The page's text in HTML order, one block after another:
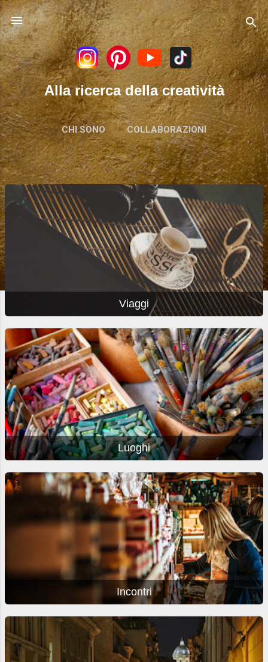
Passa ai contenuti principali
Alla ricerca della creatività
CHI SONO COLLABORAZIONI
P
o
Viaggi
Luoghi
Incontri